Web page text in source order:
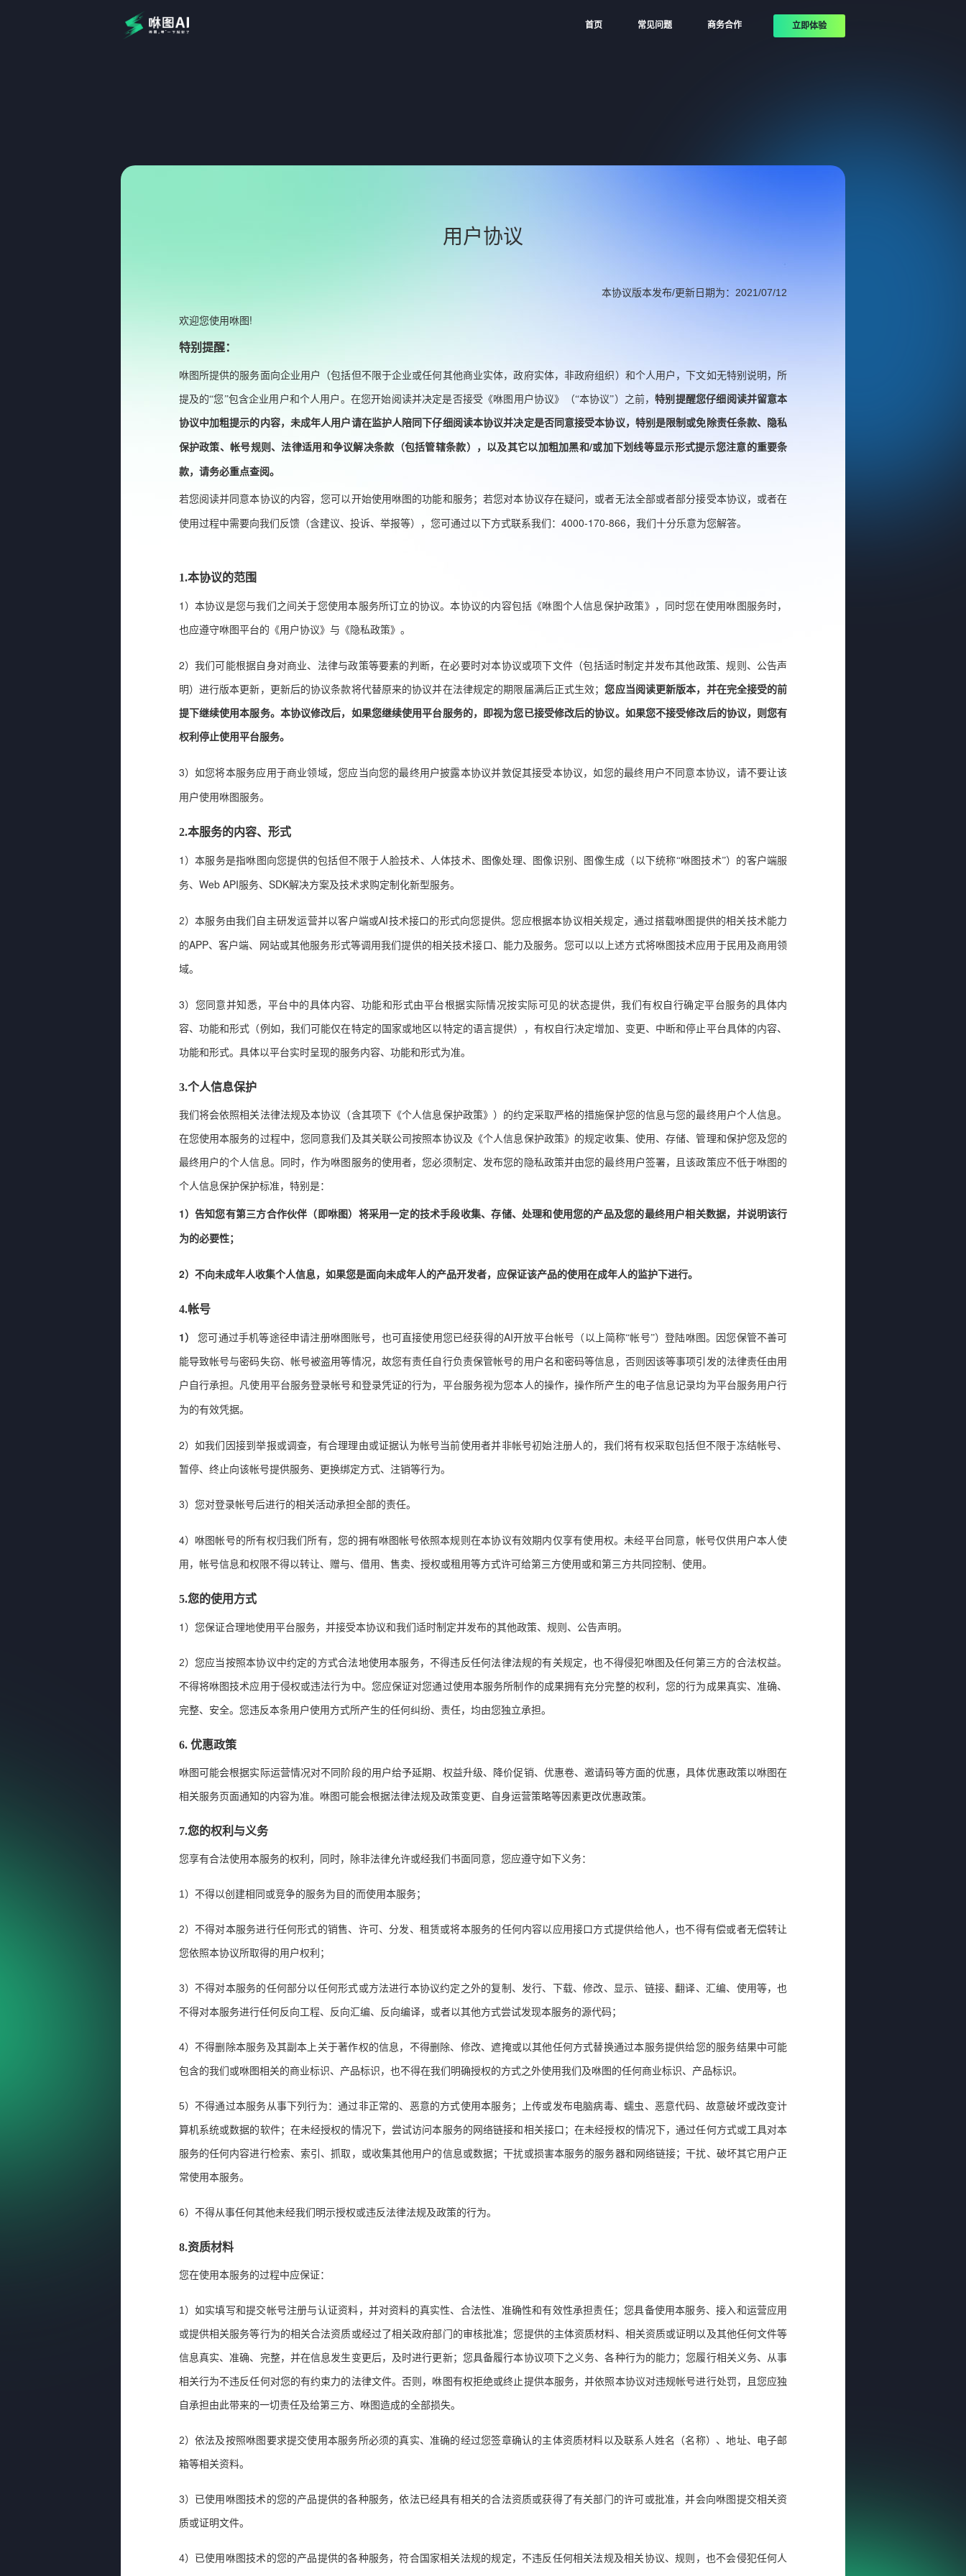
首页 常见问题 商务合作 立即体验
用户协议
本协议版本发布/更新日期为： 2021/07/12
欢迎您使用 咻图 !
特别提醒：
咻图 所提供的服务面向企业用户（包括但不限于企业或任何其他商业实体，政府实体，非政府组织）和个人用户，下文如无特别说明，所
提及的“您”包含企业用户和个人用户。在您开始阅读并决定是否接受《咻图 用户协议》（“本协议”）之前，特别提醒您仔细阅读并留意本
协议中加粗提示的内容，未成年人用户请在监护人陪同下仔细阅读本协议并决定是否同意接受本协议 ，特别是限制或免除责任条款、隐私
保护政策、帐号规则、法律适用和争议解决条款（包括管辖条款），以及其它以加粗加黑和/或加下划线等显示形式提示您注意的重要条
款，请务必重点查阅。
若您阅读并同意本协议的内容，您可以开始使用咻图的功能和服务； 若您对本协议存在疑问，或者无法全部或者部分接受本协议，或者在
使用过程中需要向我们 反馈（含建议、投诉、举报等），您可通过以下方式联系我们： 4000-170-866 ， 我们十分乐意为您解答。
1.本协议的范围
1 ）本协议是您与我们之间关于您使用本服务所订立的协议。本协议的内容包括《咻图个人信息保护政策 》 ，同时您在使用 咻图 服务时，
也应遵守咻图平台的《用户协议》与《隐私政策》。
2）我们可能根据自身对商业、法律与政策等要素的判断，在必要时对本协议或项下文件 （包括适时制定并发布其他政策、规则、公告声
明） 进行版本更新 ，更新后的协议条款将代替原来的协议并在法律规定的期限届满后正式生效；您应当阅读更新版本，并在完全接受的前
提下继续使用本服务。 本协议修改后，如果您继续使用平台服务的，即视为您已接受修改后的协议。如果您不接受修改后的协议，则您有
权利停止使用平台服务。
3）如您将本服务应用于商业领域，您应当向您的最终用户披露本协议并敦促其接受本协议，如您的最终用户不同意本协议，请不要让该
用户使用 咻图 服务。
2.本服务的内容、形式
1 ）本服务是指咻图向您提供的包括但不限于人脸技术、人体技术、图像处理、图像识别、图像生成（以下统称“咻图技术”）的客户端服
务、 Web API服务、 SDK解决方案及技术求购定制化新型服务。
2）本服务由我们自主研发运营并以客户端或AI技术接口的形式向您提供。您应根据本协议相关规定，通过搭载咻图提供的相关技术能力
的APP、客户端、网站或其他服务形式等调用我们提供的相关技术接口、能力及服务。您可以以上述方式将咻图技术应用于民用及商用领
域。
3） 您同意并知悉，平台中的具体内容、功能和形式由平台根据实际情况按实际可见的状态提供，我们有权自行确定平台服务的具体内
容、功能和形式（例如，我们可能仅在特定的国家或地区以特定的语言提供），有权自行决定增加、变更、中断和停止平台具体的内容、
功能和形式。具体以平台实时呈现的服务内容、功能和形式为准。
3.个人信息保护
我们将会依照相关法律法规及本协议（含其项下《个人信息保护政策》）的约定采取严格的措施保护您的信息与您的最终用户个人信息。
在您使用本服务的过程中，您同意我们及其关联公司按照本协议及《个人信息保护政策》的规定收集、使用、存储、管理和保护您及您的
最终用户的个人信息。同时，作为咻图服务的使用者，您必须制定、发布您的隐私政策并由您的最终用户签署，且该政策应不低于咻图的
个人信息保护保护标准，特别是：
1 ）告知您有第三方合作伙伴（即咻图）将采用一定的技术手段收集、存储、处理和使用您的产品及您的最终用户相关数据，并说明该行
为的必要性；
2）不向未成年人收集个人信息，如果您是面向未成年人的产品开发者，应保证该产品的使用在成年人的监护下进行。
4.帐号
1 ）您可通过手机等途径申请注册咻图账号，也可直接使用您已经获得的AI开放平台帐号（以上简称“帐号”）登陆咻图。因您保管不善可
能导致帐号与密码失窃、帐号被盗用等情况， 故您有责任自行负责保管帐号的用户名和密码等信息，否则因该等事项引发的法律责任由用
户自行承担。凡使用平台服务登录帐号和登录凭证的行为，平台服务视为您本人的操作，操作所产生的电子信息记录均为平台服务用户行
为的有效凭据。
2）如我们因接到举报或调查，有合理理由或证据认为帐号当前使用者并非帐号初始注册人的，我们将有权采取包括但不限于冻结帐号、
暂停、终止向该帐号提供服务、更换绑定方式、注销等行为。
3）您对登录帐号后进行的相关活动承担全部的责任。
4）咻图帐号的所有权归我们所有，您的拥有咻图帐号依照本规则 在本协议有效期内仅享有使用权。未经平台同意，帐号仅供用户本人使
用，帐号信息和权限不得以转让、赠与、借用、售卖、授权或租用等方式许可给第三方使用或和第三方共同控制、使用。
5.您的使用方式
1 ） 您保证合理地使用平台服务，并接受本协议和我们适时制定并发布的其他政策、规则、公告声明。
2）您应当按照本协议中约定的方式合法地使用本服务，不得违反任何法律法规的有关规定，也不得侵犯咻图及任何第三方的合法权益。
不得将咻图技术应用于侵权或违法行为中。您应保证对您通过使用本服务所制作的成果拥有充分完整的权利，您的行为成果真实、准确、
完整、安全。您违反本条用户使用方式所产生的任何纠纷、责任，均由您独立承担。
6. 优惠政策
咻图可能会根据实际运营情况对不同阶段的用户给予延期、权益升级、降价促销、优惠卷、邀请码等方面的优惠，具体优惠政策以咻图在
相关服务页面通知的内容为准。咻图可能会根据法律法规及政策变更、自身运营策略等因素更改优惠政策。
7.您的权利与义务
您享有合法使用本服务的权利，同时，除非法律允许或经我们书面同意，您应遵守如下义务：
1 ）不得以创建相同或竞争的服务为目的而使用本服务；
2）不得对本服务进行任何形式的销售、许可、分发、租赁或将本服务的任何内容以应用接口方式提供给他人，也不得有偿或者无偿转让
您依照本协议所取得的用户权利；
3）不得对本服务的任何部分以任何形式或方法进行本协议约定之外的复制、发行、下载、修改、显示、链接、翻译、汇编、使用等，也
不得对本服务进行任何反向工程、反向汇编、反向编译，或者以其他方式尝试发现本服务的源代码；
4）不得删除本服务及其副本上关于著作权的信息，不得删除、修改、遮掩或以其他任何方式替换通过本服务提供给您的服务结果中可能
包含的我们或咻图相关的商业标识、产品标识，也不得在我们明确授权的方式之外使用我们及咻图的任何商业标识、产品标识。
5）不得通过本服务从事下列行为：通过非正常的、恶意的方式使用本服务；上传或发布电脑病毒、蠕虫、恶意代码、故意破坏或改变计
算机系统或数据的软件；在未经授权的情况下，尝试访问本服务的网络链接和相关接口；在未经授权的情况下，通过任何方式或工具对本
服务的任何内容进行检索、索引、抓取，或收集其他用户的信息或数据；干扰或损害本服务的服务器和网络链接；干扰、破坏其它用户正
常使用本服务。
6）不得从事任何其他未经我们明示授权或违反法律法规及政策的行为。
8.资质材料
您在使用本服务的过程中应保证：
1 ）如实填写和提交帐号注册与认证资料，并对资料的真实性、合法性、准确性和有效性承担责任；您具备使用本服务、接入和运营应用
或提供相关服务等行为的相关合法资质或经过了相关政府部门的审核批准；您提供的主体资质材料、相关资质或证明以及其他任何文件等
信息真实、准确、完整，并在信息发生变更后，及时进行更新；您具备履行本协议项下之义务、各种行为的能力；您履行相关义务、从事
相关行为不违反任何对您的有约束力的法律文件。否则，咻图有权拒绝或终止提供本服务，并依照本协议对违规帐号进行处罚，且您应独
自承担由此带来的一切责任及给第三方、咻图造成的全部损失。
2）依法及按照咻图要求提交使用本服务所必须的真实、准确的经过您签章确认的主体资质材料以及联系人姓名（名称）、地址、电子邮
箱等相关资料。
3）已使用咻图技术的您的产品提供的各种服务，依法已经具有相关的合法资质或获得了有关部门的许可或批准，并会向咻图提交相关资
质或证明文件。
4）已使用咻图技术的您的产品提供的各种服务，符合国家相关法规的规定，不违反任何相关法规及相关协议、规则，也不会侵犯任何人